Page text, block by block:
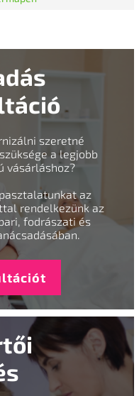
szeretné
a legjobb
vásárláshoz?
az
rendelkezünk az
fodrászati és